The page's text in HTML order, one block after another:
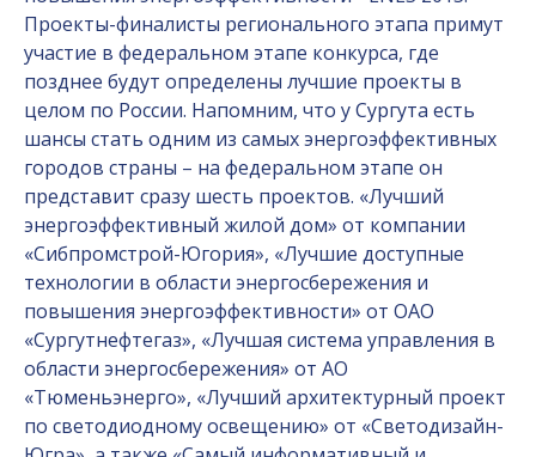
Проекты-финалисты регионального этапа примут
участие в федеральном этапе конкурса, где
позднее будут определены лучшие проекты в
целом по России. Напомним, что у Сургута есть
шансы стать одним из самых энергоэффективных
городов страны – на федеральном этапе он
представит сразу шесть проектов. «Лучший
энергоэффективный жилой дом» от компании
«Сибпромстрой-Югория», «Лучшие доступные
технологии в области энергосбережения и
повышения энергоэффективности» от ОАО
«Сургутнефтегаз», «Лучшая система управления в
области энергосбережения» от АО
«Тюменьэнерго», «Лучший архитектурный проект
по светодиодному освещению» от «Светодизайн-